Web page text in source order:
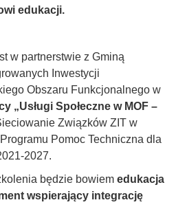
edukacji.
w partnerstwie z Gminą
Inwestycji
Obszaru Funkcjonalnego w
„Usługi Społeczne w MOF –
Związków ZIT w
Pomoc Techniczna dla
2027.
będzie bowiem edukacja
wspierający integrację